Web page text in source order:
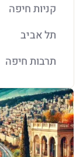
קניות חיפה
תל אביב
תרבות חיפה